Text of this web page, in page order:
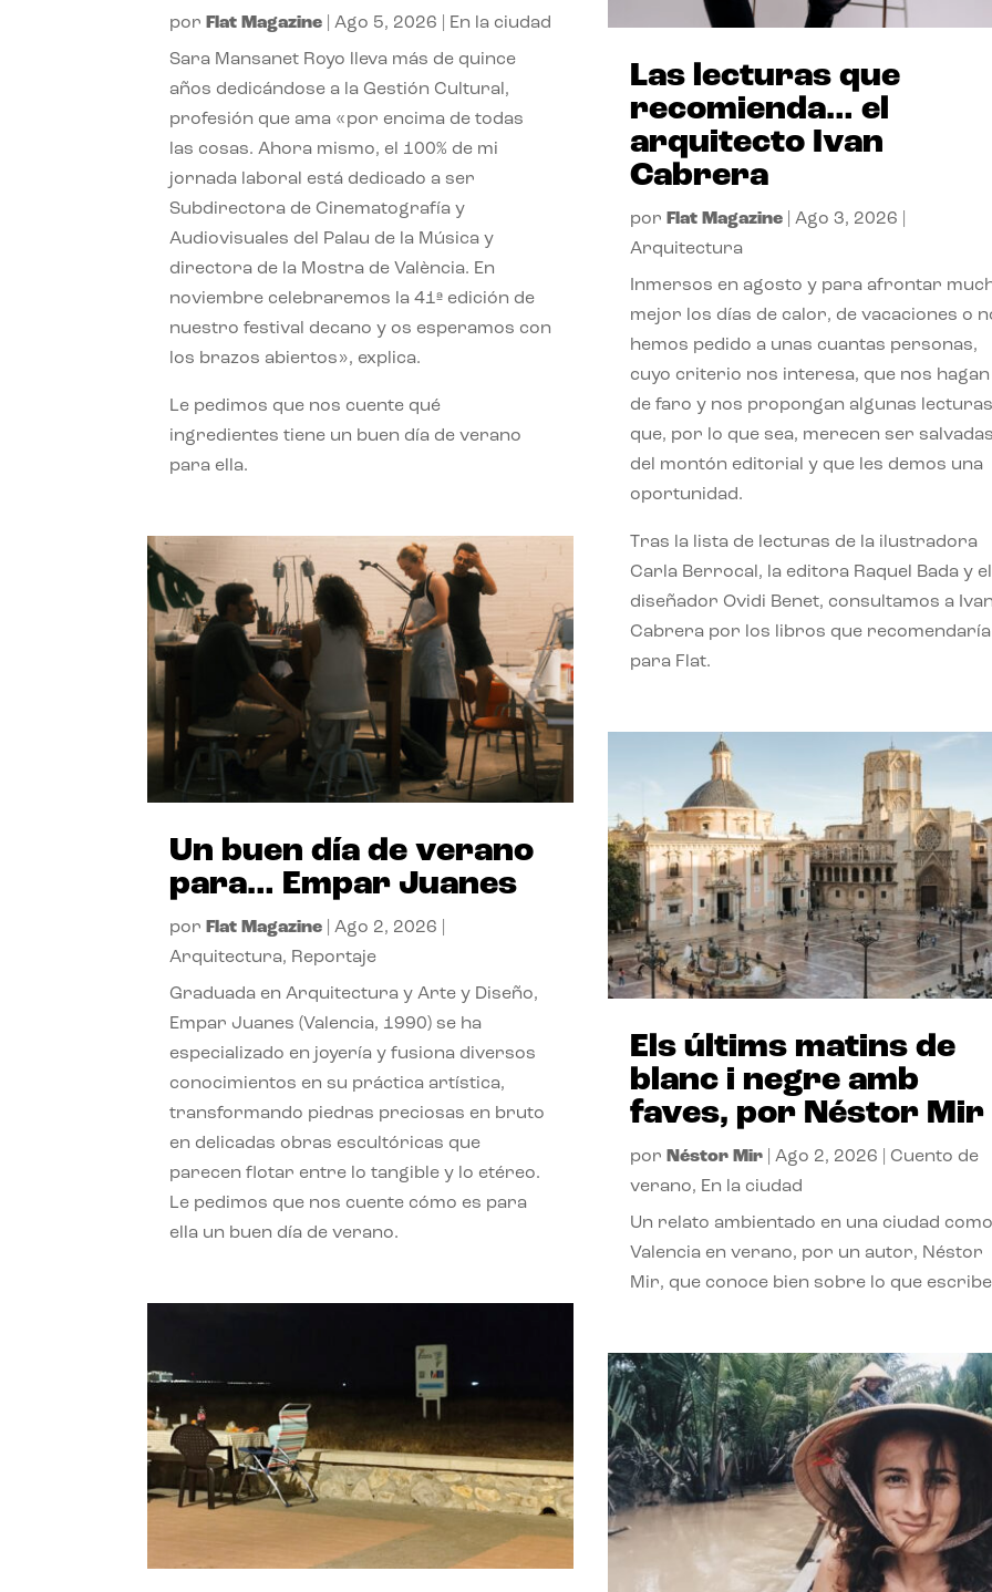
por Flat Magazine |Ago 5, 2026 En la ciudad
Sara Mansanet Royo lleva más de quince
años dedicándose a la Gestión Cultural,
profesión que ama «por encima de todas
las cosas. Ahora mismo, el 100% de mi
jornada laboral está dedicado a ser
Subdirectora de Cinematografía y
Audiovisuales del Palau de la Música y
directora de la Mostra de València. En
noviembre celebraremos la 41ª edición de
nuestro festival decano y os esperamos con
los brazos abiertos», explica.
Le pedimos que nos cuente qué
ingredientes tiene un buen día de verano
para ella.
Un buen día de verano
para… Empar Juanes
por Flat Magazine |Ago 2, 2026
Arquitectura, Reportaje
Graduada en Arquitectura y Arte y Diseño,
Empar Juanes (Valencia, 1990) se ha
especializado en joyería y fusiona diversos
conocimientos en su práctica artística,
transformando piedras preciosas en bruto
en delicadas obras escultóricas que
parecen flotar entre lo tangible y lo etéreo.
Le pedimos que nos cuente cómo es para
ella un buen día de verano.
Las lecturas que
recomienda… el
arquitecto Ivan
Cabrera
por Flat Magazine| Ago 3, 2026
Arquitectura
Inmersos en agosto y para afrontar
mejor los días de calor, de vacaciones o
hemos pedido a unas cuantas personas,
cuyo criterio nos interesa, que nos hagan
de faro y nos propongan algunas lecturas
que, por lo que sea, merecen ser
del montón editorial y que les demos una
oportunidad.
Tras la lista de lecturas de la ilustradora
Carla Berrocal, la editora Raquel Bada y el
diseñador Ovidi Benet, consultamos a
Cabrera por los libros que recomendaría
para Flat.
Els últims matins de
blanc i negre amb
faves, por Néstor Mir
por Néstor Mir| Ago 2, 2026
Cuento de
verano, En la ciudad
Un relato ambientado en una ciudad como
Valencia en verano, por un autor, Néstor
Mir, que conoce bien sobre lo que